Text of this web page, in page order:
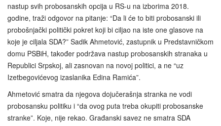
nastup svih probosanskih opcija u RS-u na izborima 2018.
godine, traži odgovor na pitanje: “Da li će to biti probosanski ili
probošnjački politički pokret koji bi ciljao na iste one glasove na
koje je ciljala SDA?” Sadik Ahmetović, zastupnik u Predstavničkom
domu PSBiH, također podržava nastup probosanskih stranaka u
Republici Srpskoj, ali zasnovan na novoj politici, a ne “uz
Izetbegovićevog izaslanika Edina Ramića”.
Ahmetović smatra da njegova dojučerašnja stranka ne vodi
probosansku politiku i “da ovog puta treba okupiti probosanske
stranke”. Koje, nije rekao. Građanski savez ne smatra SDA